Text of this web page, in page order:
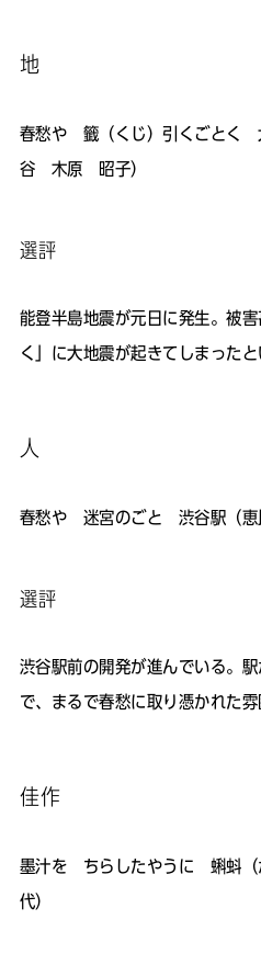
地
春愁や 籤（くじ）引くごとく
谷 木原 昭子）
選評
能登半島地震が元日に発生。被
く」に大地震が起きてしまったと
人
春愁や 迷宮のごと 渋谷駅（
選評
渋谷駅前の開発が進んでいる。
で、まるで春愁に取り憑かれた雰
佳作
墨汁を ちらしたやうに 蝌蚪
代）